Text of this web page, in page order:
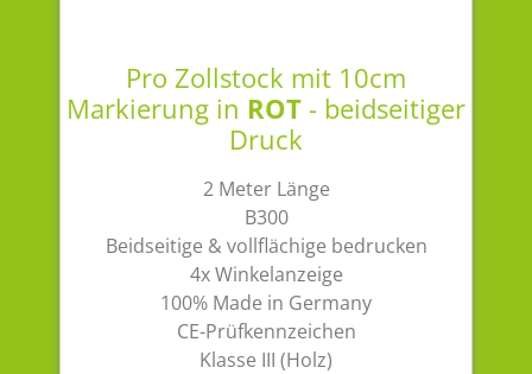
Pro Zollstock mit 10cm
Markierung in ROT- beidseitiger
Druck
2 Meter Länge
B300
Beidseitige & vollflächige bedrucken
4x Winkelanzeige
100% Made in Germany
CE-Prüfkennzeichen
Klasse III (Holz)